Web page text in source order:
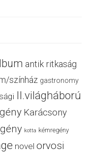
antik ritkaság
színház gastronomy
II.világháború
Karácsony
kotta kémregény
novel orvosi